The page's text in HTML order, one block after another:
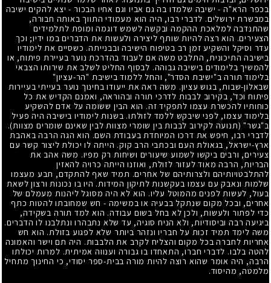
בכפר הרא"ה -ישיבה שלמדו בה גם אביו וגם אחיו הבכור -יצא להקים ישיבה
במבשרת ירושלים. לדברי רבו, היה הוא מעמודי התווך באותה חבורה,
שהתנדבה למלאכת ההקמה ובקשה לשמש דוגמה ומופת לתלמידים
הצעירים. הוא רצה להיות שותף ליצירה ולעשות את הדברים במו ידיו; וכך
עדר וסיקל והשקיע זמן רב בטיפוח הישיבה ובבנייתה. כשסיים את לימודיו
בישיבה התיכונית, התלבט משה אם לעבוד בהדרכת נוער בעיירת פיתוח, או
להמשיך בלימודים בישיבה גבוהה. לבסוף החליט לשלב את שירותו הצבאי
בלימוד תורה ב"ישיבת הסדר", והחל ללמוד בישיבת "הר-עציון"
שבאלון-שבות, בגוש עציון. משה ראה את ייעודו בחינוך נוער בעייתי בעיירות
פיתוח וכד', בקירוב לבבות לדרכי תורה ובהוראה, ואמנם הקדיש את כל
כוחותיו להכשרת עצמו לתפקיד זה. הוא הבין ששומה על אדם להשקיע
בלימוד עצמו, לפני שיבקש ללמד לזולתו. בשנות לימודיו בישיבה היה פעיל
ב"גשר" (תנועה לקירוב לבבות בין שומרי מצוות לבין שאינם שומרים מצוות).
לדברי רבו, חיפש את דרכו המיוחדת בעבודת השם. הוא הגה הרבה באהבת
ארץ-ישראל, בגאולת העם ובכתבי הרב קוק. הייתה לו יכולת ליצור קשר עם
צעירים, ורבים ביקשו לשמוע שיעורים ושיחות רק מפיו. משה אהב את
הבריות, הרבה מאוד לעזור לזולת, ואוזנו הייתה כרויה להאזין
להתלבטויותיהם ולצרותיהם של אחרים. תמיד שאף להתקדם, תבע מעצמו
שלמות ונאבק עם עצמו בעקשנות לתיקון המידות. היו בו נכונות ורצון לשאת
בעול, לעשות לפנים מהמוטל עליו. הוא לא היה מסוגל ליהנות מעמלם של
אחרים, ובכל מקום שנתקל בבעיה או במשימה - חש שמחובתו להטות כתף
כדי לפתור ולעשות, ולכן לא בחל בשום עבודה. הוא למד תורה בשקידה,
ביגיעה רבה וביסודיות, ולא הניח סוגיה, עד שלא נתבהרו ונתלבנו לו הדברים.
משה לימד תמיד זכות על חבריו ונזהר ביותר שלא לפגוע בזולת. הוא חש
אחריות לחברה בכל מקום והצליח לקרב את הלבבות. היה תם וישר והאמונה
להטה בלבו. לדברי חברו, התאחדו בו גבורה וענווה אמיתית. למרות יכולתו
הרבה, היה אומר שהוא רוצה להיות מורה בבית-ספר יסודי, כי החינוך מתחיל
מלמטה, מהיסוד.